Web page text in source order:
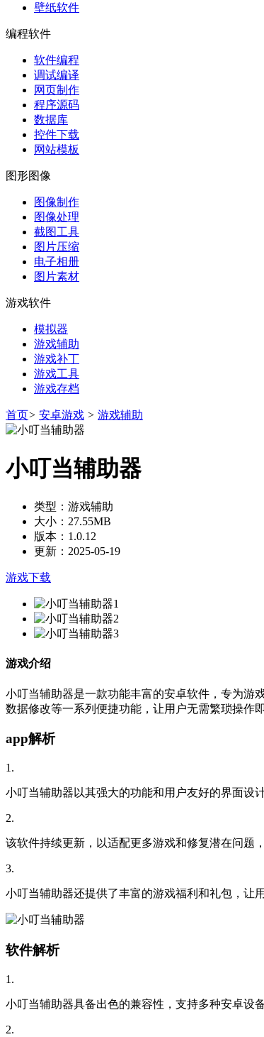
壁纸软件
编程软件
软件编程
调试编译
网页制作
程序源码
数据库
控件下载
网站模板
图形图像
图像制作
图像处理
截图工具
图片压缩
电子相册
图片素材
游戏软件
模拟器
游戏辅助
游戏补丁
游戏工具
游戏存档
首页> 安卓游戏 > 游戏辅助
小叮当辅助器
类型：游戏辅助
大小：27.55MB
版本：1.0.12
更新：2025-05-19
游戏下载
游戏介绍
小叮当辅助器是一款功能丰富的安卓软件，专为游
数据修改等一系列便捷功能，让用户无需繁琐操作
app解析
1.
小叮当辅助器以其强大的功能和用户友好的界面设
2.
该软件持续更新，以适配更多游戏和修复潜在问题
3.
小叮当辅助器还提供了丰富的游戏福利和礼包，让
软件解析
1.
小叮当辅助器具备出色的兼容性，支持多种安卓设
2.